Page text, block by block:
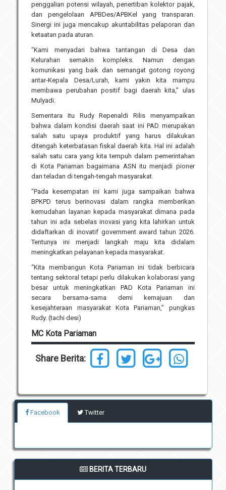
penggalian potensi wilayah, penertiban kolektor pajak,
dan pengelolaan APBDes/APBKel yang transparan.
Sinergi ini juga mencakup akuntabilitas pelaporan dan
ketaatan pada aturan.
“Kami menyadari bahwa tantangan di Desa dan
Kelurahan semakin kompleks. Namun dengan
komunikasi yang baik dan semangat gotong royong
antar-Kepala Desa/Lurah, kami yakin kita mampu
membawa perubahan positif bagi daerah kita,” ulas
Mulyadi.
Sementara itu Rudy Repenaldi Rilis menyampaikan
bahwa dalam kondisi daerah saat ini PAD merupakan
salah satu upaya produktif yang harus dilakukan
ditengah keterbatasan fiskal daerah kita. Hal ini adalah
salah satu cara yang kita tempuh dalam pemerintahan
di Kota Pariaman bagaimana ASN itu menjadi pioner
dan teladan di tengah-tengah masyarakat.
“Pada kesempatan ini kami juga sampaikan bahwa
BPKPD terus berinovasi dalam rangka memberikan
kemudahan layanan kepada masyarakat dimana pada
tahun ini ada sebelas inovasi yang kita lahirkan untuk
didaftarkan di inovatif government award tahun 2026.
Tentunya ini menjadi langkah maju kita didalam
meningkatkan pelayanan kepada masyarakat.
“Kita membangun Kota Pariaman ini tidak berbicara
tentang sektoral tetapi perlu dilakukan kolaborasi yang
besar untuk meningkatkan PAD Kota Pariaman ini
secara bersama-sama demi kemajuan dan
kesejahteraan masyarakat Kota Pariaman,” pungkas
Rudy. (tachi desi)
MC Kota Pariaman
Share Berita:
Facebook Twitter
BERITA TERBARU